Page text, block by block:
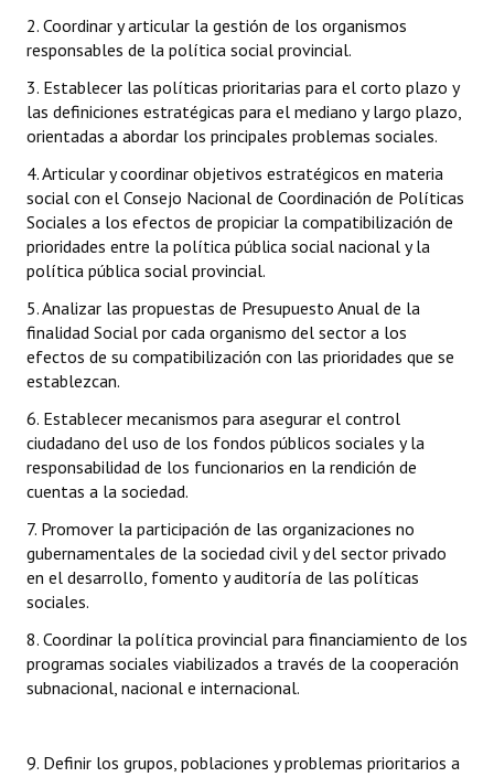
Premio al Mérito - Registro
Audiencias Públicas - Registro
Mujeres que Dejaron Huellas - Registro
Periodistas Decanos - Registro
Ciudadano Ilustre - Registro
Banca del Vecino - Registro
Huéspedes de Honor - Registro
Antiguos Pobladores - Registro
Bariloche, Municipio intercultural
Entrega de distinciones
REFORMA DE LA CARTA ORGÁNICA
2. Coordinar y articular la gestión de los organismos
responsables de la política social provincial.
3. Establecer las políticas prioritarias para el corto plazo y
las definiciones estratégicas para el mediano y largo plazo,
orientadas a abordar los principales problemas sociales.
4. Articular y coordinar objetivos estratégicos en materia
social con el Consejo Nacional de Coordinación de Políticas
Sociales a los efectos de propiciar la compatibilización de
prioridades entre la política pública social nacional y la
política pública social provincial.
5. Analizar las propuestas de Presupuesto Anual de la
finalidad Social por cada organismo del sector a los
efectos de su compatibilización con las prioridades que se
establezcan.
6. Establecer mecanismos para asegurar el control
ciudadano del uso de los fondos públicos sociales y la
responsabilidad de los funcionarios en la rendición de
cuentas a la sociedad.
7. Promover la participación de las organizaciones no
gubernamentales de la sociedad civil y del sector privado
en el desarrollo, fomento y auditoría de las políticas
sociales.
8. Coordinar la política provincial para financiamiento de los
programas sociales viabilizados a través de la cooperación
subnacional, nacional e internacional.
9. Definir los grupos, poblaciones y problemas prioritarios a